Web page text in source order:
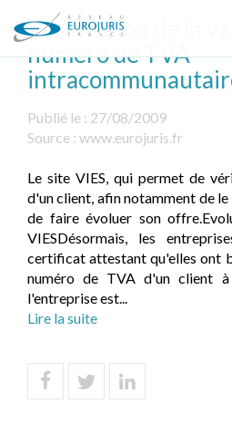
Vérification de la
numéro de TVA
Publié le : 27/08/2009
Source : www.eurojuris.fr
Le site VIES, qui permet de
d'un client, afin notamment de
de faire évoluer son
VIESDésormais, les
certificat attestant qu'elles ont
numéro de TVA d'un client
l'entreprise est...
Lire la suite